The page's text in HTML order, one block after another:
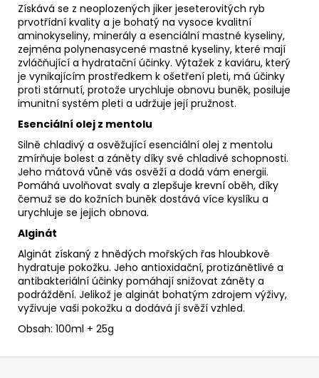
Získává se z neoplozených jiker jeseterovitých ryb
prvotřídní kvality a je bohatý na vysoce kvalitní
aminokyseliny, minerály a esenciální mastné kyseliny,
zejména polynenasycené mastné kyseliny, které mají
zvláčňující a hydratační účinky. Výtažek z kaviáru, který
je vynikajícím prostředkem k ošetření pleti, má účinky
proti stárnutí, protože urychluje obnovu buněk, posiluje
imunitní systém pleti a udržuje její pružnost.
Esenciální olej z mentolu
Silně chladivý a osvěžující esenciální olej z mentolu
zmírňuje bolest a záněty díky své chladivé schopnosti.
Jeho mátová vůně vás osvěží a dodá vám energii.
Pomáhá uvolňovat svaly a zlepšuje krevní oběh, díky
čemuž se do kožních buněk dostává více kyslíku a
urychluje se jejich obnova.
Alginát
Alginát získaný z hnědých mořských řas hloubkově
hydratuje pokožku. Jeho antioxidační, protizánětlivé a
antibakteriální účinky pomáhají snižovat záněty a
podráždění. Jelikož je alginát bohatým zdrojem výživy,
vyživuje vaši pokožku a dodává jí svěží vzhled.
Obsah: 100ml + 25g
Z